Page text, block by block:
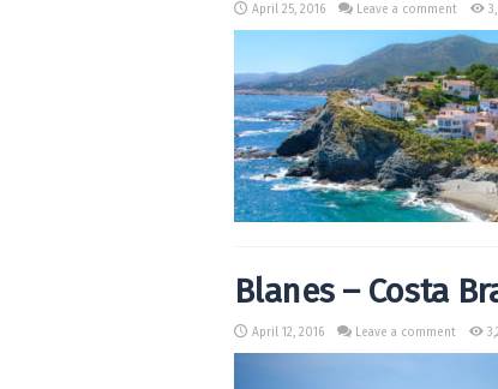
April 25, 2016 Leave a comment
Blanes – Costa
April 12, 2016 Leave a comment